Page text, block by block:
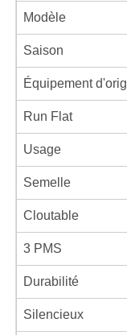
Modèle
Saison
Équipement
Run Flat
Usage
Semelle
Cloutable
3 PMS
Durabilité
Silencieux